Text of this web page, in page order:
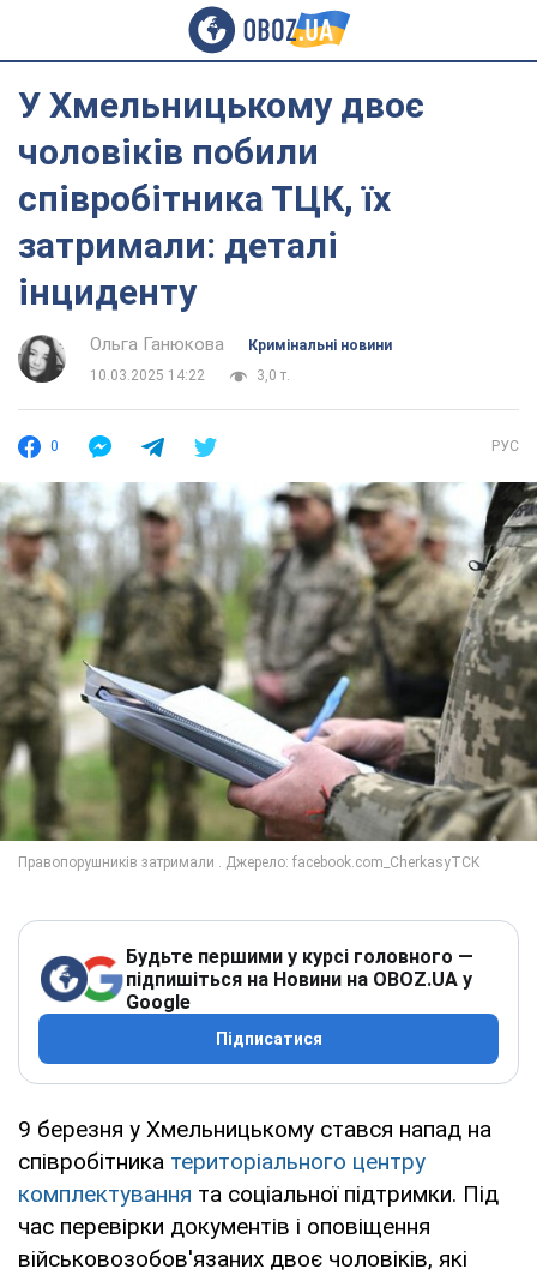
У Хмельницькому двоє
чоловіків побили
співробітника ТЦК, їх
затримали: деталі
інциденту
Ольга Ганюкова
Кримінальні новини
10.03.2025 14:22
3,0 т.
0 РУС
Будьте першими у курсі головного —
підпишіться на Новини на OBOZ.UA у
Google
Підписатися
9 березня у Хмельницькому стався напад на
співробітника територіального центру
комплектування та соціальної підтримки. Під
час перевірки документів і оповіщення
військовозобов'язаних двоє чоловіків, які